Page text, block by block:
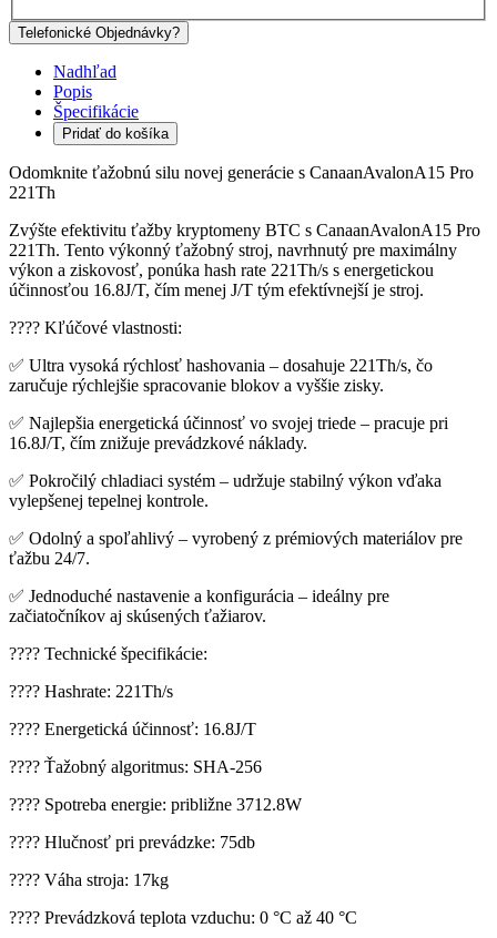
Telefonické Objednávky?
Nadhľad
Popis
Špecifikácie
Pridať do košíka
Odomknite ťažobnú silu novej generácie s CanaanAvalonA15 Pro
221Th
Zvýšte efektivitu ťažby kryptomeny BTC s CanaanAvalonA15 Pro
221Th. Tento výkonný ťažobný stroj, navrhnutý pre maximálny
výkon a ziskovosť, ponúka hash rate 221Th/s s energetickou
účinnosťou 16.8J/T, čím menej J/T tým efektívnejší je stroj.
???? Kľúčové vlastnosti:
✅ Ultra vysoká rýchlosť hashovania – dosahuje 221Th/s, čo
zaručuje rýchlejšie spracovanie blokov a vyššie zisky.
✅ Najlepšia energetická účinnosť vo svojej triede – pracuje pri
16.8J/T, čím znižuje prevádzkové náklady.
✅ Pokročilý chladiaci systém – udržuje stabilný výkon vďaka
vylepšenej tepelnej kontrole.
✅ Odolný a spoľahlivý – vyrobený z prémiových materiálov pre
ťažbu 24/7.
✅ Jednoduché nastavenie a konfigurácia – ideálny pre
začiatočníkov aj skúsených ťažiarov.
???? Technické špecifikácie:
???? Hashrate: 221Th/s
???? Energetická účinnosť: 16.8J/T
???? Ťažobný algoritmus: SHA-256
???? Spotreba energie: približne 3712.8W
???? Hlučnosť pri prevádzke: 75db
???? Váha stroja: 17kg
???? Prevádzková teplota vzduchu: 0 °C až 40 °C